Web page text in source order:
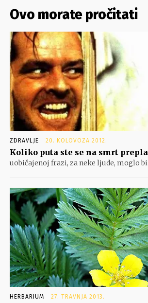
Ovo morate pročitati
ZDRAVLJE 20. KOLOVOZA 2012.
Koliko puta ste se na smrt
uobičajenoj frazi, za neke ljude, moglo
HERBARIUM 27. TRAVNJA 2013.